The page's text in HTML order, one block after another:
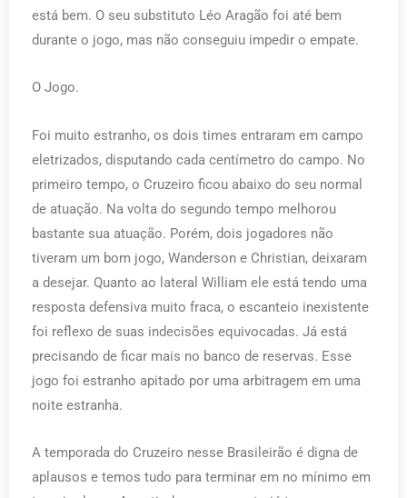
está bem. O seu substituto Léo Aragão foi até bem
durante o jogo, mas não conseguiu impedir o empate.
O Jogo.
Foi muito estranho, os dois times entraram em campo
eletrizados, disputando cada centímetro do campo. No
primeiro tempo, o Cruzeiro ficou abaixo do seu normal
de atuação. Na volta do segundo tempo melhorou
bastante sua atuação. Porém, dois jogadores não
tiveram um bom jogo, Wanderson e Christian, deixaram
a desejar. Quanto ao lateral William ele está tendo uma
resposta defensiva muito fraca, o escanteio inexistente
foi reflexo de suas indecisões equivocadas. Já está
precisando de ficar mais no banco de reservas. Esse
jogo foi estranho apitado por uma arbitragem em uma
noite estranha.
A temporada do Cruzeiro nesse Brasileirão é digna de
aplausos e temos tudo para terminar em no mínimo em